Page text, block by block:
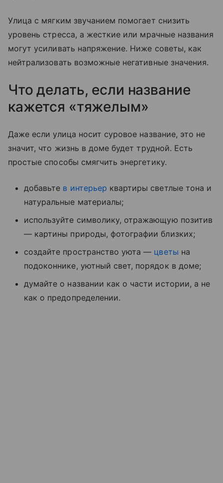
Улица с мягким звучанием помогает снизить
уровень стресса, а жесткие или мрачные названия
могут усиливать напряжение. Ниже советы, как
нейтрализовать возможные негативные значения.
Что делать, если название
кажется «тяжелым»
Даже если улица носит суровое название, это не
значит, что жизнь в доме будет трудной. Есть
простые способы смягчить энергетику.
добавьте в интерьер квартиры светлые тона и
натуральные материалы;
используйте символику, отражающую позитив
— картины природы, фотографии близких;
создайте пространство уюта — цветы на
подоконнике, уютный свет, порядок в доме;
думайте о названии как о части истории, а не
как о предопределении.